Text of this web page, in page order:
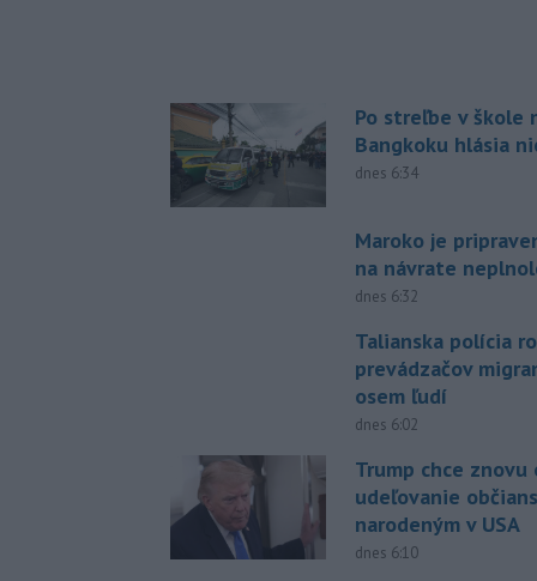
Po streľbe v škole
Bangkoku hlásia
dnes 6:34
Maroko je
na návrate
dnes 6:32
Talianska polícia
prevádzačov
osem ľudí
dnes 6:02
Trump chce
udeľovanie
narodeným v USA
dnes 6:10